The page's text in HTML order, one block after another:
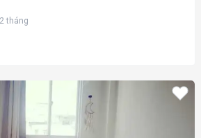
2 tháng